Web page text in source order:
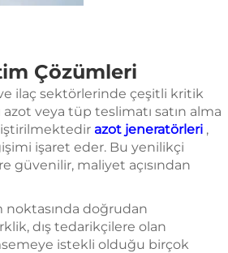
Çözümleri
ilaç sektörlerinde çeşitli kritik
veya tüp teslimatı satın alma
azot jeneratörleri ,
işaret eder. Bu yenilikçi
güvenilir, maliyet açısından
noktasında doğrudan
dış tedarikçilere olan
istekli olduğu birçok